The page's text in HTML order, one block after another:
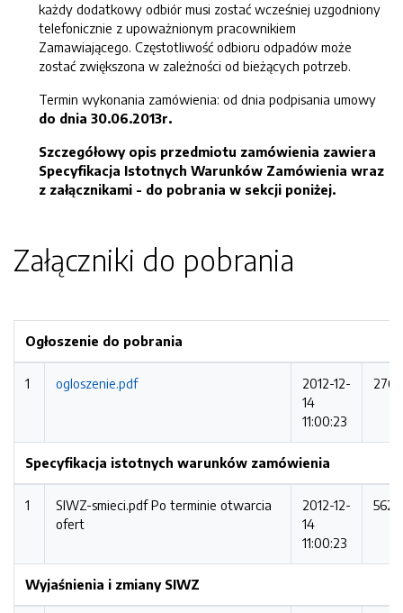
każdy dodatkowy odbiór musi zostać wcześniej uzgodniony
telefonicznie z upoważnionym pracownikiem
Zamawiającego. Częstotliwość odbioru odpadów może
zostać zwiększona w zależności od bieżących potrzeb.
Termin wykonania zamówienia: od dnia podpisania umowy
do dnia 30.06.2013r.
Szczegółowy opis przedmiotu zamówienia zawiera
Specyfikacja Istotnych Warunków Zamówienia wraz
z załącznikami - do pobrania w sekcji poniżej.
Załączniki do pobrania
Ogłoszenie do pobrania
1 ogloszenie.pdf
2012-12-
14
11:00:23
Specyfikacja istotnych warunków zamówienia
1 SIWZ-smieci.pdfPo terminie otwarcia
ofert
2012-12-
14
11:00:23
Wyjaśnienia i zmiany SIWZ